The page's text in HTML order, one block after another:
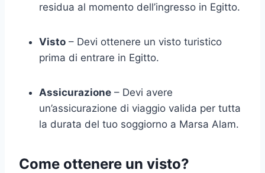
residua al momento dell’ingresso in Egitto.
Visto – Devi ottenere un visto turistico
prima di entrare in Egitto.
Assicurazione – Devi avere
un’assicurazione di viaggio valida per tutta
la durata del tuo soggiorno a Marsa Alam.
Come ottenere un visto?